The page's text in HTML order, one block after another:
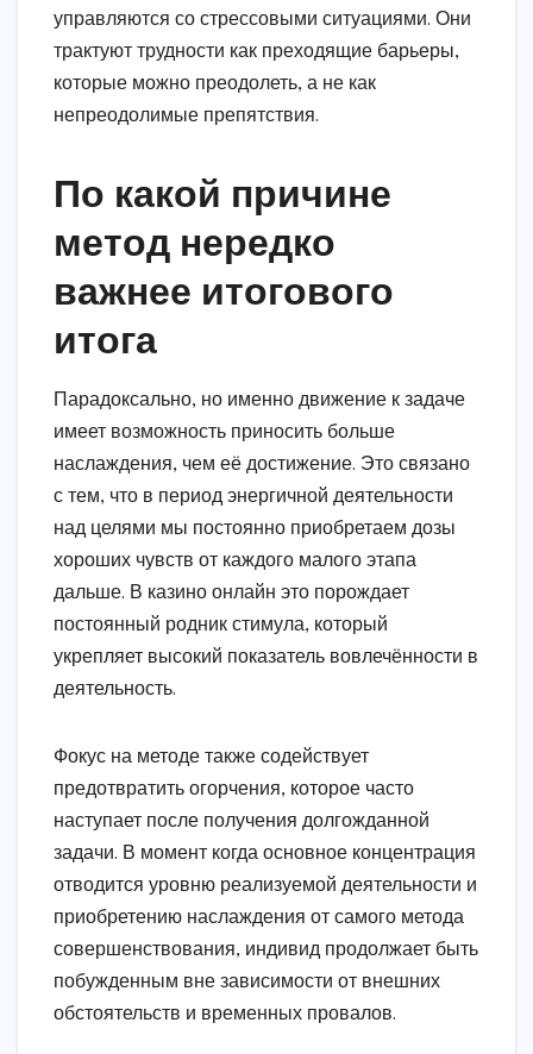
управляются со стрессовыми ситуациями. Они
трактуют трудности как преходящие барьеры,
которые можно преодолеть, а не как
непреодолимые препятствия.
По какой причине
метод нередко
важнее итогового
итога
Парадоксально, но именно движение к задаче
имеет возможность приносить больше
наслаждения, чем её достижение. Это связано
с тем, что в период энергичной деятельности
над целями мы постоянно приобретаем дозы
хороших чувств от каждого малого этапа
дальше. В казино онлайн это порождает
постоянный родник стимула, который
укрепляет высокий показатель вовлечённости в
деятельность.
Фокус на методе также содействует
предотвратить огорчения, которое часто
наступает после получения долгожданной
задачи. В момент когда основное концентрация
отводится уровню реализуемой деятельности и
приобретению наслаждения от самого метода
совершенствования, индивид продолжает быть
побужденным вне зависимости от внешних
обстоятельств и временных провалов.